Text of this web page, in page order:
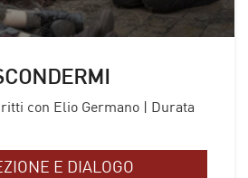
con Elio Germano | Durata
E DIALOGO